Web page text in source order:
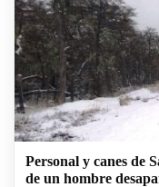
Personal y canes de
de un hombre